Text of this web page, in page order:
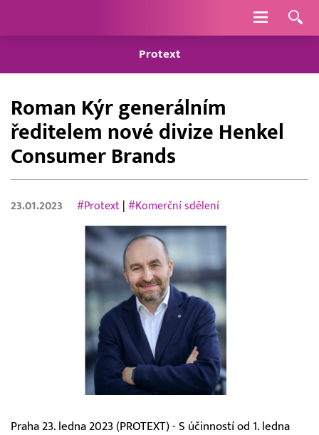
Navigace
Protext
Roman Kýr generálním
ředitelem nové divize Henkel
Consumer Brands
23.01.2023 #Protext |#Komerční sdělení
Praha 23. ledna 2023 (PROTEXT) - S účinností od 1. ledna